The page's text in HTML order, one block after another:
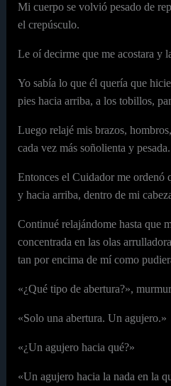
Mi cuerpo se volvió pesado de
el crepúsculo.
Le oí decirme que me acostara y
Yo sabía lo que él quería que
pies hacia arriba, a los tobillos,
Luego relajé mis brazos,
cada vez más soñolienta y pesada.
Entonces el Cuidador me ordenó
y hacia arriba, dentro de mi
Continué relajándome hasta que
concentrada en las olas
tan por encima de mí como
«¿Qué tipo de abertura?»,
«Solo una abertura. Un agujero.»
«¿Un agujero hacia qué?»
«Un agujero hacia la nada en la